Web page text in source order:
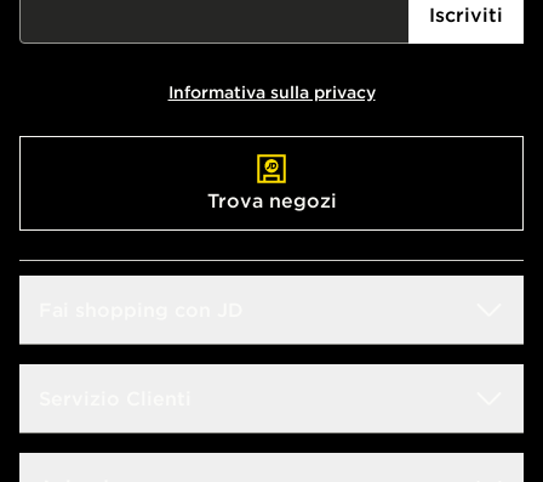
Iscriviti
Informativa sulla privacy
Trova negozi
Guida alle taglie